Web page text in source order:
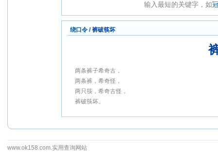
输入最短的关键字，如
绕口令 / 裤破筷坏
两条裤子希奇古，
两条裤，希奇怪，
两只筷，希奇古怪，
裤破筷坏。
www.ok158.com.实用查询网站